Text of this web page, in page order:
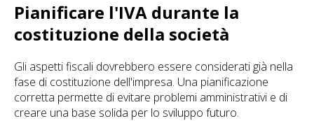
Pianificare l'IVA durante la
costituzione della società
Gli aspetti fiscali dovrebbero essere considerati già nella
fase di costituzione dell'impresa. Una pianificazione
corretta permette di evitare problemi amministrativi e di
creare una base solida per lo sviluppo futuro.